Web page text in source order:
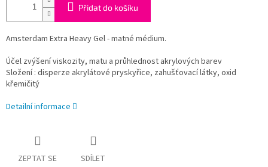
Přidat do košíku
Amsterdam Extra Heavy Gel - matné médium.
Účel zvýšení viskozity, matu a průhlednost akrylových barev
Složení : disperze akrylátové pryskyřice, zahušťovací látky, oxid
křemičitý
Detailní informace
ZEPTAT SE SDÍLET